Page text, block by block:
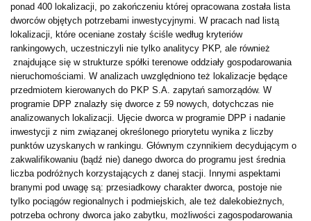
ponad 400 lokalizacji, po zakończeniu której opracowana została lista
dworców objętych potrzebami inwestycyjnymi. W pracach nad listą
lokalizacji, które oceniane zostały ściśle według kryteriów
rankingowych, uczestniczyli nie tylko analitycy PKP, ale również
znajdujące się w strukturze spółki terenowe oddziały gospodarowania
nieruchomościami. W analizach uwzględniono też lokalizacje będące
przedmiotem kierowanych do PKP S.A. zapytań samorządów. W
programie DPP znalazły się dworce z 59 nowych, dotychczas nie
analizowanych lokalizacji. Ujęcie dworca w programie DPP i nadanie
inwestycji z nim związanej określonego priorytetu wynika z liczby
punktów uzyskanych w rankingu. Głównym czynnikiem decydującym o
zakwalifikowaniu (bądź nie) danego dworca do programu jest średnia
liczba podróżnych korzystających z danej stacji. Innymi aspektami
branymi pod uwagę są: przesiadkowy charakter dworca, postoje nie
tylko pociągów regionalnych i podmiejskich, ale też dalekobieżnych,
potrzeba ochrony dworca jako zabytku, możliwości zagospodarowania